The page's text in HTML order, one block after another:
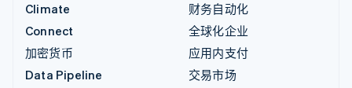
Climate
Connect
加密货币
Data Pipeline
财务自动化
全球化企业
应用内支付
交易市场